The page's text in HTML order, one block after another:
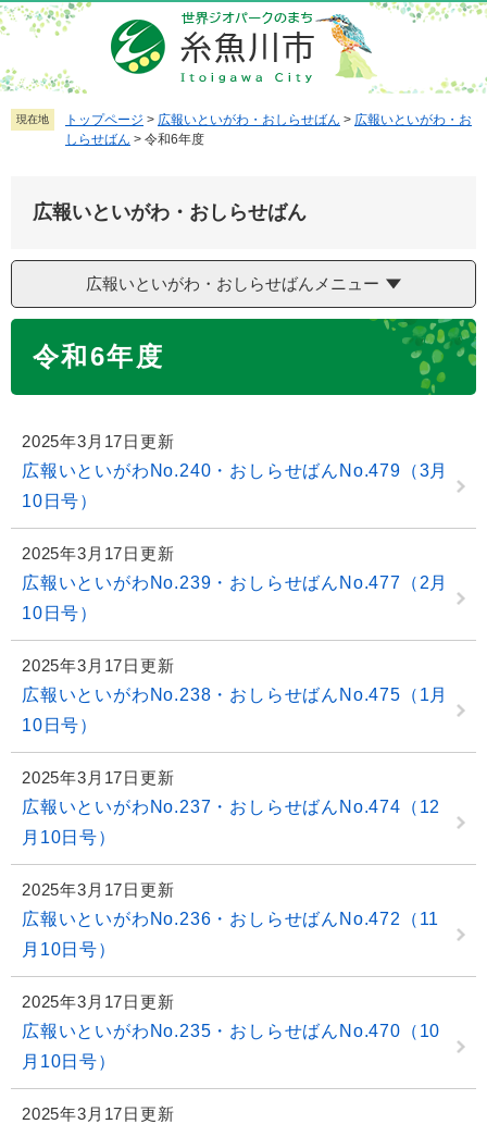
ペ
ー
ジ
の
先
メ
ニ
ュ
ー
を
へ
現在地 トップページ > 広報いといがわ・おしらせばん > 広報いといがわ・お
しらせばん > 令和6年度
広報いといがわ・おしらせばん
広報いといがわ・おしらせばんメニュー
令和6年度
2025年3月17日更新
広報いといがわNo.240・おしらせばんNo.479（3月
10日号）
2025年3月17日更新
広報いといがわNo.239・おしらせばんNo.477（2月
10日号）
2025年3月17日更新
広報いといがわNo.238・おしらせばんNo.475（1月
10日号）
2025年3月17日更新
広報いといがわNo.237・おしらせばんNo.474（12
月10日号）
2025年3月17日更新
広報いといがわNo.236・おしらせばんNo.472（11
月10日号）
2025年3月17日更新
広報いといがわNo.235・おしらせばんNo.470（10
月10日号）
2025年3月17日更新